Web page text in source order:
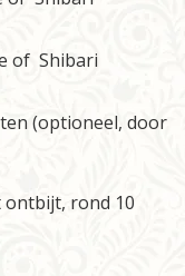
of Shibari
(optioneel, door
ontbijt, rond 10